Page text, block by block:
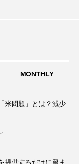
由、働き方への
ードロスを削
と市場規模拡大
MONTHLY
米問題」とは？減少
提供するだけに留ま